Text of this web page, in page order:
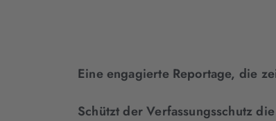
Eine engagierte Reportage, die
Schützt der Verfassungsschutz